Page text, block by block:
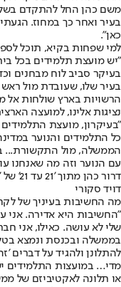
משם כהן החל להתקדם
בעיר ואחר כך במחוז.
כאן".
למי שפחות בקיא, תוכל
"יש מועצת תלמידים בכל
בעיקר סביב לוח מבחנים
בעיר שלו, שעובדת מול
הרשויות בארץ שולחות אל
נציגות אלינו, למועצה
"בעיקרון, מועצת
כל התלמידים והנוער
הממשלה, מול התקשורת...
עם הנוער וזה מה שאנחנו
דרור
דויד סקורי
מה החשיבות בעיניך של
"החשיבות היא אדירה. אני
שלי לא עושה. כאילו, אני
בממשלה ובכנסת ונמצא
להתלונן ולהגיד על דברים
מדי… במועצות התלמידים
או תלונה לאקטיביזם של